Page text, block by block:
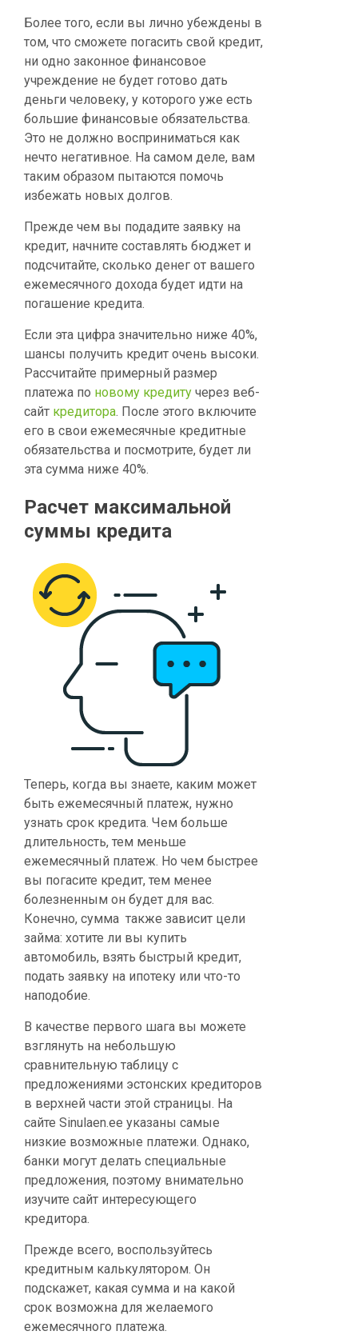
Более того, если вы лично убеждены в
том, что сможете погасить свой кредит,
ни одно законное финансовое
учреждение не будет готово дать
деньги человеку, у которого уже есть
большие финансовые обязательства.
Это не должно восприниматься как
нечто негативное. На самом деле, вам
таким образом пытаются помочь
избежать новых долгов.
Прежде чем вы подадите заявку на
кредит, начните составлять бюджет и
подсчитайте, сколько денег от вашего
ежемесячного дохода будет идти на
погашение кредита.
Если эта цифра значительно ниже 40%,
шансы получить кредит очень высоки.
Рассчитайте примерный размер
платежа по новому кредиту через веб-
сайт кредитора. После этого включите
его в свои ежемесячные кредитные
обязательства и посмотрите, будет ли
эта сумма ниже 40%.
Расчет максимальной
суммы кредита
Теперь, когда вы знаете, каким может
быть ежемесячный платеж, нужно
узнать срок кредита. Чем больше
длительность, тем меньше
ежемесячный платеж. Но чем быстрее
вы погасите кредит, тем менее
болезненным он будет для вас.
Конечно, сумма также зависит цели
займа: хотите ли вы купить
автомобиль, взять быстрый кредит,
подать заявку на ипотеку или что-то
наподобие.
В качестве первого шага вы можете
взглянуть на небольшую
сравнительную таблицу с
предложениями эстонских кредиторов
в верхней части этой страницы. На
сайте Sinulaen.ee указаны самые
низкие возможные платежи. Однако,
банки могут делать специальные
предложения, поэтому внимательно
изучите сайт интересующего
кредитора.
Прежде всего, воспользуйтесь
кредитным калькулятором. Он
подскажет, какая сумма и на какой
срок возможна для желаемого
ежемесячного платежа.